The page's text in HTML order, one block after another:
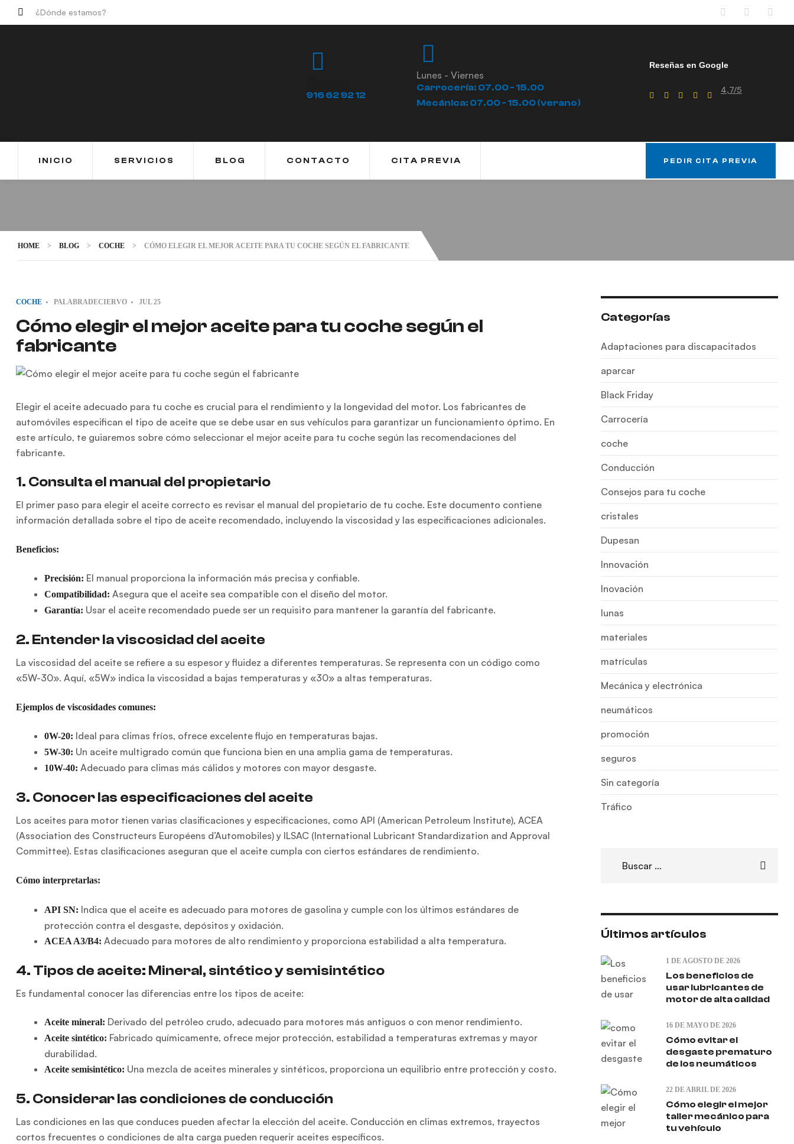
¿Dónde estamos?
916 62 92 12
Lunes - Viernes
Carrocería: 07.00 - 15.00
Mecánica: 07.00 - 15.00 (verano)
Reseñas en Google
4,7/5
INICIO SERVICIOS BLOG CONTACTO CITA PREVIA PEDIR CITA PREVIA
HOME > BLOG > COCHE > CÓMO ELEGIR EL MEJOR ACEITE PARA TU COCHE SEGÚN EL FABRICANTE
COCHE PALABRADECIERVO JUL25
Cómo elegir el mejor aceite para tu coche según el
fabricante
Elegir el aceite adecuado para tu coche es crucial para el rendimiento y la longevidad del motor. Los fabricantes de
automóviles especifican el tipo de aceite que se debe usar en sus vehículos para garantizar un funcionamiento óptimo. En
este artículo, te guiaremos sobre cómo seleccionar el mejor aceite para tu coche según las recomendaciones del
fabricante.
1. Consulta el manual del propietario
El primer paso para elegir el aceite correcto es revisar el manual del propietario de tu coche. Este documento contiene
información detallada sobre el tipo de aceite recomendado, incluyendo la viscosidad y las especificaciones adicionales.
Beneficios:
Precisión: El manual proporciona la información más precisa y confiable.
Compatibilidad: Asegura que el aceite sea compatible con el diseño del motor.
Garantía: Usar el aceite recomendado puede ser un requisito para mantener la garantía del fabricante.
2. Entender la viscosidad del aceite
La viscosidad del aceite se refiere a su espesor y fluidez a diferentes temperaturas. Se representa con un código como
«5W-30». Aquí, «5W» indica la viscosidad a bajas temperaturas y «30» a altas temperaturas.
Ejemplos de viscosidades comunes:
0W-20: Ideal para climas fríos, ofrece excelente flujo en temperaturas bajas.
5W-30: Un aceite multigrado común que funciona bien en una amplia gama de temperaturas.
10W-40: Adecuado para climas más cálidos y motores con mayor desgaste.
3. Conocer las especificaciones del aceite
Los aceites para motor tienen varias clasificaciones y especificaciones, como API (American Petroleum Institute), ACEA
(Association des Constructeurs Européens d’Automobiles) y ILSAC (International Lubricant Standardization and Approval
Committee). Estas clasificaciones aseguran que el aceite cumpla con ciertos estándares de rendimiento.
Cómo interpretarlas:
API SN: Indica que el aceite es adecuado para motores de gasolina y cumple con los últimos estándares de
protección contra el desgaste, depósitos y oxidación.
ACEA A3/B4: Adecuado para motores de alto rendimiento y proporciona estabilidad a alta temperatura.
4. Tipos de aceite: Mineral, sintético y semisintético
Es fundamental conocer las diferencias entre los tipos de aceite:
Aceite mineral: Derivado del petróleo crudo, adecuado para motores más antiguos o con menor rendimiento.
Aceite sintético: Fabricado químicamente, ofrece mejor protección, estabilidad a temperaturas extremas y mayor
durabilidad.
Aceite semisintético: Una mezcla de aceites minerales y sintéticos, proporciona un equilibrio entre protección y costo.
5. Considerar las condiciones de conducción
Las condiciones en las que conduces pueden afectar la elección del aceite. Conducción en climas extremos, trayectos
cortos frecuentes o condiciones de alta carga pueden requerir aceites específicos.
Categorías
Adaptaciones para discapacitados
aparcar
Black Friday
Carrocería
coche
Conducción
Consejos para tu coche
cristales
Dupesan
Innovación
Inovación
lunas
materiales
matrículas
Mecánica y electrónica
neumáticos
promoción
seguros
Sin categoría
Tráfico
Últimos artículos
Los beneficios de
usar lubricantes de
motor de alta calidad
1 DE AGOSTO DE 2026
Cómo evitar el
desgaste prematuro
de los neumáticos
16 DE MAYO DE 2026
Cómo elegir el mejor
taller mecánico para
tu vehículo
22 DE ABRIL DE 2026